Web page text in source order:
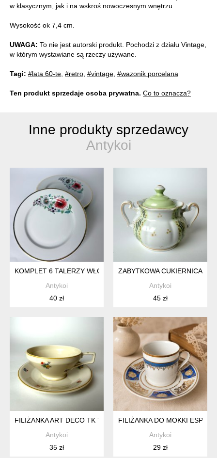
w klasycznym, jak i na wskroś nowoczesnym wnętrzu.
Wysokość ok 7,4 cm.
UWAGA: To nie jest autorski produkt. Pochodzi z działu Vintage,
w którym wystawiane są rzeczy używane.
Tagi: #lata 60-te #retro #vintage #wazonik porcelana
Ten produkt sprzedaje osoba prywatna. Co to oznacza?
Inne produkty sprzedawcy
Antykoi
KOMPLET 6 TALERZY WŁOCŁAWEK PRL POLSKI DESIGN
Antykoi
40 zł
ZABYTKOWA CUKIERNICA
Antykoi
45 zł
FILIŻANKA ART DECO TK THUN BOHEMIA
Antykoi
35 zł
FILIŻANKA DO MOKKI
Antykoi
29 zł